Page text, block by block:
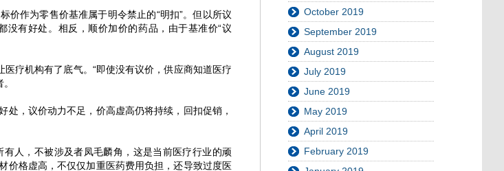
价作为零售价基准属于明令禁止的“明扣”。但以所议
有好处。相反，顺价加价的药品，由于基准价“议
疗机构有了底气。“即使没有议价，供应商知道医疗
，议价动力不足，价高虚高仍将持续，回扣促销，
人，不被涉及者凤毛麟角，这是当前医疗行业的顽
价格虚高，不仅仅加重医药费用负担，还导致过度医
October 2019
September 2019
August 2019
July 2019
June 2019
May 2019
April 2019
February 2019